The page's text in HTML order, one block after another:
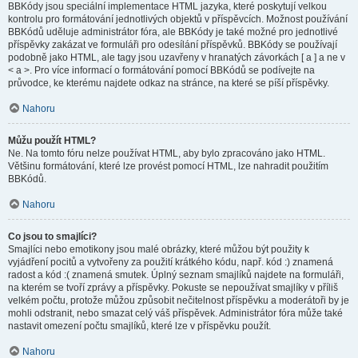
BBKódy jsou speciální implementace HTML jazyka, které poskytují velkou
kontrolu pro formátování jednotlivých objektů v příspěvcích. Možnost používání
BBKódů uděluje administrátor fóra, ale BBKódy je také možné pro jednotlivé
příspěvky zakázat ve formuláři pro odesílání příspěvků. BBKódy se používají
podobně jako HTML, ale tagy jsou uzavřeny v hranatých závorkách [ a ] a ne v
< a >. Pro více informací o formátování pomocí BBKódů se podívejte na
průvodce, ke kterému najdete odkaz na stránce, na které se píší příspěvky.
Nahoru
Můžu použít HTML?
Ne. Na tomto fóru nelze používat HTML, aby bylo zpracováno jako HTML.
Většinu formátování, které lze provést pomocí HTML, lze nahradit použitím
BBKódů.
Nahoru
Co jsou to smajlíci?
Smajlíci nebo emotikony jsou malé obrázky, které můžou být použity k
vyjádření pocitů a vytvořeny za použití krátkého kódu, např. kód :) znamená
radost a kód :( znamená smutek. Úplný seznam smajlíků najdete na formuláři,
na kterém se tvoří zprávy a příspěvky. Pokuste se nepoužívat smajlíky v příliš
velkém počtu, protože můžou způsobit nečitelnost příspěvku a moderátoři by je
mohli odstranit, nebo smazat celý váš příspěvek. Administrátor fóra může také
nastavit omezení počtu smajlíků, které lze v příspěvku použít.
Nahoru